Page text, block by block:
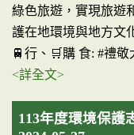
綠色旅遊，實現旅遊
護在地環境與地方文
🚆行、🛒購 食: #禮
<詳全文>
113年度環境保護